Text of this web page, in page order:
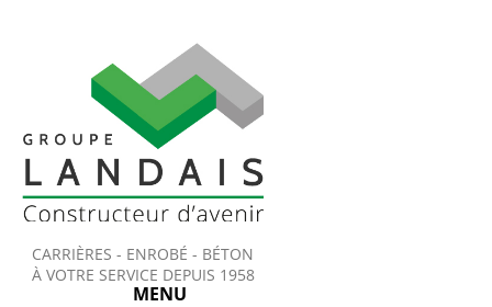
CARRIÈRES - ENROBÉ - BÉTON
À VOTRE SERVICE DEPUIS 1958
MENU